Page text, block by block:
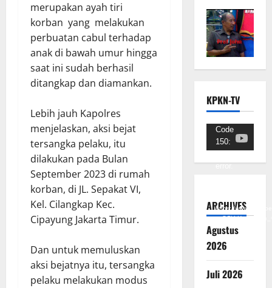
merupakan ayah tiri
korban yang melakukan
perbuatan cabul terhadap
anak di bawah umur hingga
saat ini sudah berhasil
ditangkap dan diamankan.
Lebih jauh Kapolres
menjelaskan, aksi bejat
tersangka pelaku, itu
dilakukan pada Bulan
September 2023 di rumah
korban, di JL. Sepakat VI,
Kel. Cilangkap Kec.
Cipayung Jakarta Timur.
Dan untuk memuluskan
aksi bejatnya itu, tersangka
pelaku melakukan modus
KPKN-TV
Pemutar
Video
Code
150:
error.
https://
ARCHIVES
Agustus
2026
Juli 2026